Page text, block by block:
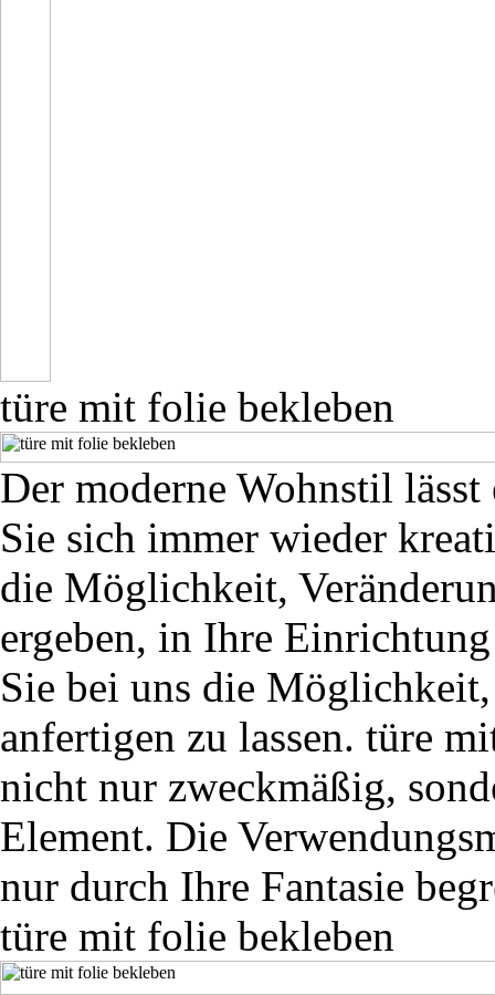
türe mit folie bekleben
Der moderne Wohnstil
Sie sich immer wieder
die Möglichkeit,
ergeben, in Ihre
Sie bei uns die
anfertigen zu lassen. türe
nicht nur zweckmäßig,
Element. Die
nur durch Ihre Fantasie
türe mit folie bekleben